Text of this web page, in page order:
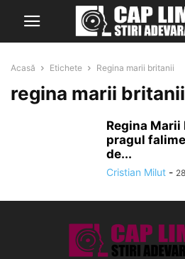
Acasă Etichete Regina marii britanii
regina marii britanii
Regina
pragul
de...
Cristian Milut -